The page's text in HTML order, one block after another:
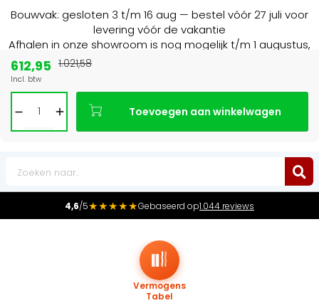
Bouwvak: gesloten 3 t/m 16 aug — bestel vóór 27 juli voor
levering vóór de vakantie
Afhalen in onze showroom is nog mogelijk t/m 1 augustus,
4,6/5★★★★★Gebaseerd op1.044 reviews
Vermogens
Tabel
612,95
Incl. btw
1.021,58
Toevoegen aan winkelwagen